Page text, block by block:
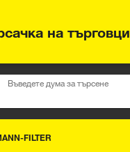
на търговци
Въведете дума за търсене
FILTER